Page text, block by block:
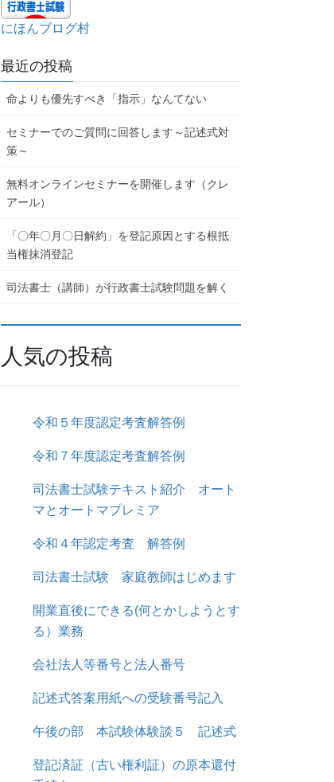
にほんブログ村
最近の投稿
命よりも優先すべき「指示」なんてない
セミナーでのご質問に回答します～記述式対
策～
無料オンラインセミナーを開催します（クレ
アール）
「〇年〇月〇日解約」を登記原因とする根抵
当権抹消登記
司法書士（講師）が行政書士試験問題を解く
人気の投稿
令和５年度認定考査解答例
令和７年度認定考査解答例
司法書士試験テキスト紹介 オート
マとオートマプレミア
令和４年認定考査 解答例
司法書士試験 家庭教師はじめます
開業直後にできる(何とかしようとす
る）業務
会社法人等番号と法人番号
記述式答案用紙への受験番号記入
午後の部 本試験体験談５ 記述式
登記済証（古い権利証）の原本還付